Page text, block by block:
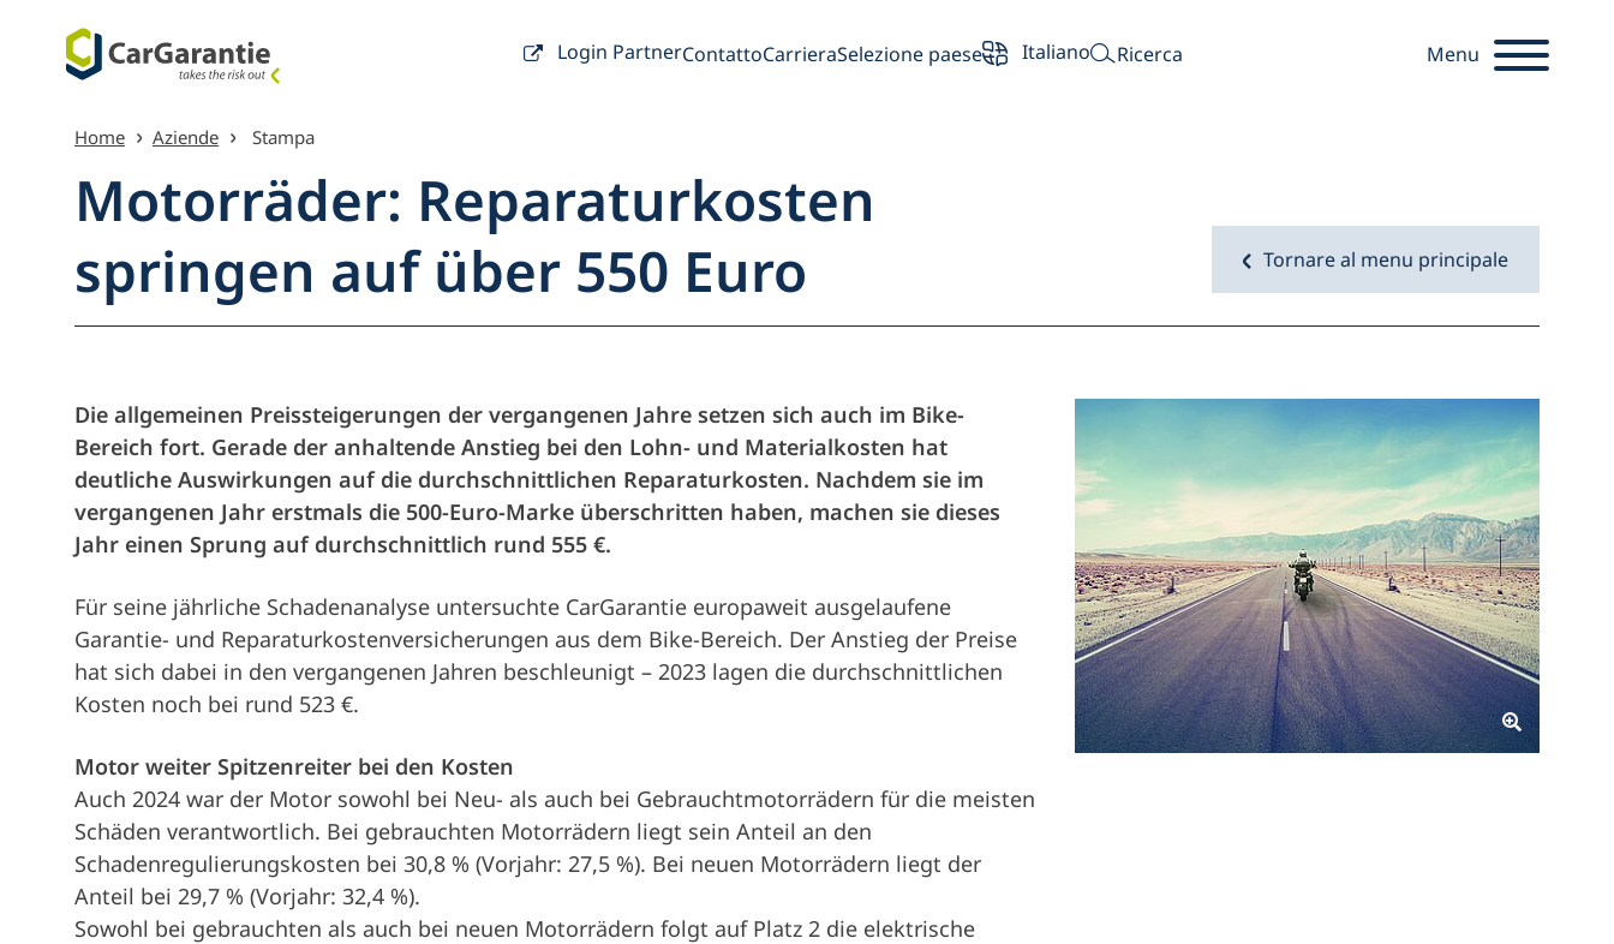
Vai al contenuto
Login PartnerContattoCarrieraSelezione paese Italiano Ricerca Menu
Partner
Proprietario del
veicolo
Servizi di
assistenza e
supporto
Partner
Carriera
Stampa
Home Aziende Stampa
Motorräder: Reparaturkosten
springen auf über 550 Euro
Tornare al menu principale
Die allgemeinen Preissteigerungen der vergangenen Jahre setzen sich auch im Bike-
Bereich fort. Gerade der anhaltende Anstieg bei den Lohn- und Materialkosten hat
deutliche Auswirkungen auf die durchschnittlichen Reparaturkosten. Nachdem sie im
vergangenen Jahr erstmals die 500-Euro-Marke überschritten haben, machen sie dieses
Jahr einen Sprung auf durchschnittlich rund 555 €.
Für seine jährliche Schadenanalyse untersuchte CarGarantie europaweit ausgelaufene
Garantie- und Reparaturkostenversicherungen aus dem Bike-Bereich. Der Anstieg der Preise
hat sich dabei in den vergangenen Jahren beschleunigt – 2023 lagen die durchschnittlichen
Kosten noch bei rund 523 €.
Motor weiter Spitzenreiter bei den Kosten
Auch 2024 war der Motor sowohl bei Neu- als auch bei Gebrauchtmotorrädern für die meisten
Schäden verantwortlich. Bei gebrauchten Motorrädern liegt sein Anteil an den
Schadenregulierungskosten bei 30,8 % (Vorjahr: 27,5 %). Bei neuen Motorrädern liegt der
Anteil bei 29,7 % (Vorjahr: 32,4 %).
Sowohl bei gebrauchten als auch bei neuen Motorrädern folgt auf Platz 2 die elektrische